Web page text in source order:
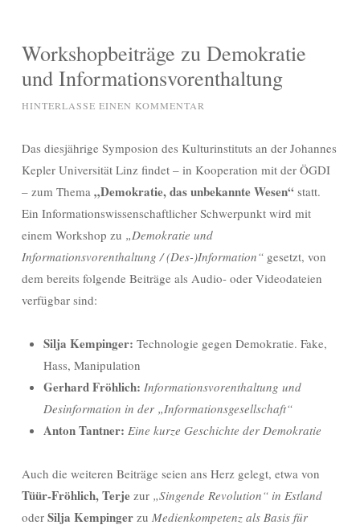
Workshopbeiträge zu Demokratie
und Informationsvorenthaltung
HINTERLASSE EINEN KOMMENTAR
Das diesjährige Symposion des Kulturinstituts an der Johannes
Kepler Universität Linz findet – in Kooperation mit der ÖGDI
– zum Thema „Demokratie, das unbekannte Wesen“ statt.
Ein Informationswissenschaftlicher Schwerpunkt wird mit
einem Workshop zu „Demokratie und
Informationsvorenthaltung / (Des-)Information“ gesetzt, von
dem bereits folgende Beiträge als Audio- oder Videodateien
verfügbar sind:
Silja Kempinger: Technologie gegen Demokratie. Fake,
Hass, Manipulation
Gerhard Fröhlich: Informationsvorenthaltung und
Desinformation in der „Informationsgesellschaft“
Anton Tantner: Eine kurze Geschichte der Demokratie
Auch die weiteren Beiträge seien ans Herz gelegt, etwa von
Tüür-Fröhlich, Terje zur „Singende Revolution“ in Estland
oder Silja Kempinger zu Medienkompetenz als Basis für